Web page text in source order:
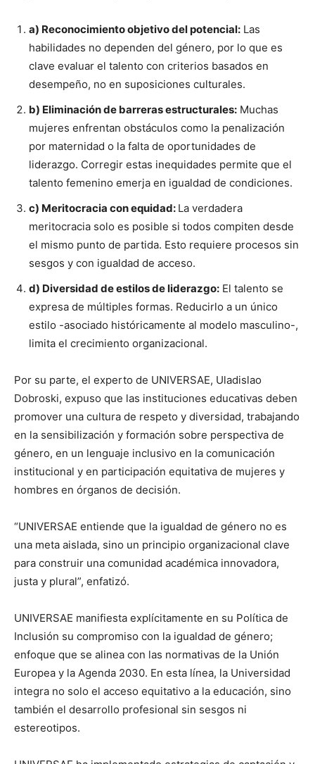
a) Reconocimiento objetivo del potencial: Las
habilidades no dependen del género, por lo que es
clave evaluar el talento con criterios basados en
desempeño, no en suposiciones culturales.
b) Eliminación de barreras estructurales: Muchas
mujeres enfrentan obstáculos como la penalización
por maternidad o la falta de oportunidades de
liderazgo. Corregir estas inequidades permite que el
talento femenino emerja en igualdad de condiciones.
c) Meritocracia con equidad: La verdadera
meritocracia solo es posible si todos compiten desde
el mismo punto de partida. Esto requiere procesos sin
sesgos y con igualdad de acceso.
d) Diversidad de estilos de liderazgo: El talento se
expresa de múltiples formas. Reducirlo a un único
estilo -asociado históricamente al modelo masculino-,
limita el crecimiento organizacional.
Por su parte, el experto de UNIVERSAE, Uladislao
Dobroski, expuso que las instituciones educativas deben
promover una cultura de respeto y diversidad, trabajando
en la sensibilización y formación sobre perspectiva de
género, en un lenguaje inclusivo en la comunicación
institucional y en participación equitativa de mujeres y
hombres en órganos de decisión.
“UNIVERSAE entiende que la igualdad de género no es
una meta aislada, sino un principio organizacional clave
para construir una comunidad académica innovadora,
justa y plural”, enfatizó.
UNIVERSAE manifiesta explícitamente en su Política de
Inclusión su compromiso con la igualdad de género;
enfoque que se alinea con las normativas de la Unión
Europea y la Agenda 2030. En esta línea, la Universidad
integra no solo el acceso equitativo a la educación, sino
también el desarrollo profesional sin sesgos ni
estereotipos.